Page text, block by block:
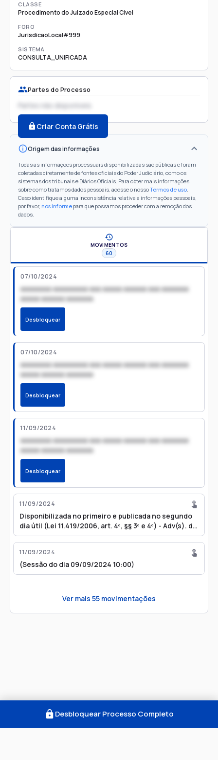
CLASSE
Procedimento do Juizado Especial Cível
FORO
JurisdicaoLocal#999
SISTEMA
CONSULTA_UNIFICADA
Partes do Processo
Partes não disponíveis
Criar Conta Grátis
Origem das informações
Todas as informações processuais disponibilizadas são públicas e foram
coletadas diretamente de fontes oficiais do Poder Judiciário, como os
sistemas dos tribunais e Diários Oficiais. Para obter mais informações
sobre como tratamos dados pessoais, acesse o nossoTermos de uso.
Caso identifique alguma inconsistência relativa a informações pessoais,
por favor, nos informe para que possamos proceder com a remoção dos
dados.
MOVIMENTOS
60
07/10/2024
xxxxxxxx xxxxxxxxx xxx xxxxx xxxxxx xxx xxxxxxx
xxxxx xxxxxx xxxxxxx
Desbloquear
07/10/2024
xxxxxxxx xxxxxxxxx xxx xxxxx xxxxxx xxx xxxxxxx
xxxxx xxxxxx xxxxxxx
Desbloquear
11/09/2024
xxxxxxxx xxxxxxxxx xxx xxxxx xxxxxx xxx xxxxxxx
xxxxx xxxxxx xxxxxxx
Desbloquear
11/09/2024
Disponibilizada no primeiro e publicada no segundo
dia útil (Lei 11.419/2006, art. 4º, §§ 3º e 4º) - Adv(s). de
Banco Mercantil Do Brasil Sa (Referente à Mov.
Julgamento -> Com Resolução do Mérito ->
Provimento - 11/09/2024 13:30:41)
11/09/2024
(Sessão do dia 09/09/2024 10:00)
Ver mais 55 movimentações
Desbloquear Processo Completo